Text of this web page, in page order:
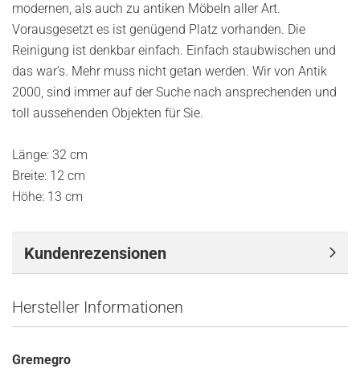
modernen, als auch zu antiken Möbeln aller Art.
Vorausgesetzt es ist genügend Platz vorhanden. Die
Reinigung ist denkbar einfach. Einfach staubwischen und
das war’s. Mehr muss nicht getan werden. Wir von Antik
2000, sind immer auf der Suche nach ansprechenden und
toll aussehenden Objekten für Sie.
Länge: 32 cm
Breite: 12 cm
Höhe: 13 cm
Kundenrezensionen
Hersteller Informationen
Gremegro